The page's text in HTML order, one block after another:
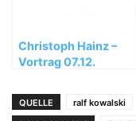
Christoph Hainz –
Vortrag 07.12.
Coburg
QUELLE
ralf kowalski